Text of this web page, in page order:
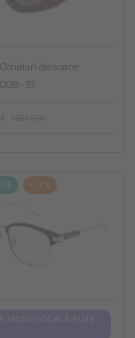
Ochelari de soare
- 51
-17%